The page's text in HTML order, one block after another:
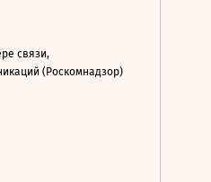
связи,
(Роскомнадзор)